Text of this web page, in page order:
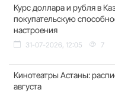
Курс доллара и рубля в
покупательскую
настроения
31-07-2026, 12:05 7
Кинотеатры Астаны:
августа